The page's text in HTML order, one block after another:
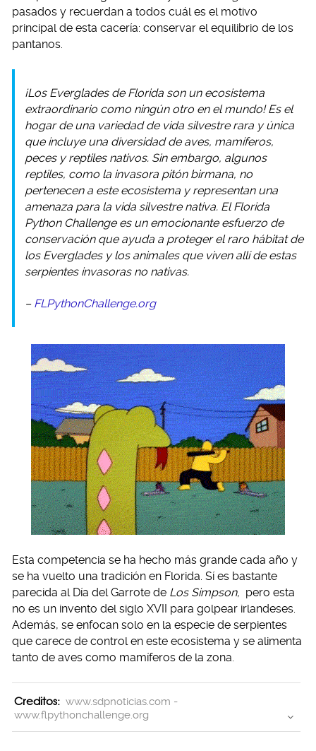
pasados y recuerdan a todos cuál es el motivo
principal de esta cacería: conservar el equilibrio de los
pantanos.
¡Los Everglades de Florida son un ecosistema
extraordinario como ningún otro en el mundo! Es el
hogar de una variedad de vida silvestre rara y única
que incluye una diversidad de aves, mamíferos,
peces y reptiles nativos. Sin embargo, algunos
reptiles, como la invasora pitón birmana, no
pertenecen a este ecosistema y representan una
amenaza para la vida silvestre nativa. El Florida
Python Challenge es un emocionante esfuerzo de
conservación que ayuda a proteger el raro hábitat de
los Everglades y los animales que viven allí de estas
serpientes invasoras no nativas.
– FLPythonChallenge.org
Esta competencia se ha hecho más grande cada año y
se ha vuelto una tradición en Florida. Sí es bastante
parecida al Día del Garrote de Los Simpson, pero esta
no es un invento del siglo XVII para golpear irlandeses.
Además, se enfocan solo en la especie de serpientes
que carece de control en este ecosistema y se alimenta
tanto de aves como mamíferos de la zona.
Creditos: www.sdpnoticias.com -
www.flpythonchallenge.org